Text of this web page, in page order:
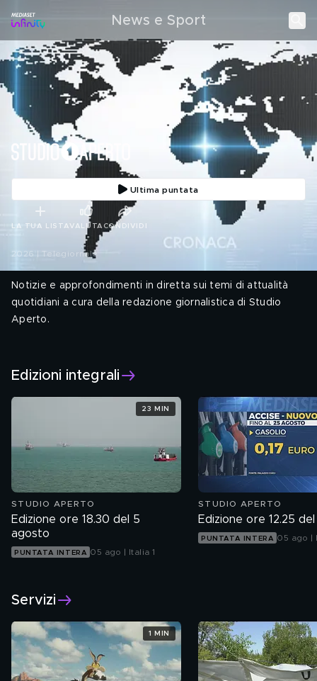
News e Sport
Ultima puntata
LA TUA LISTA VALUTA CONDIVIDI
2026 | Telegiornale
Notizie e approfondimenti in diretta sui temi di attualità
quotidiani a cura della redazione giornalistica di Studio
Aperto.
Edizioni integrali
STUDIO APERTO
Edizione ore 18.30 del 5
agosto
PUNTATA INTERA 05 ago | Italia 1
23 MIN
STUDIO APERTO
Edizione ore 12.25
PUNTATA INTERA 05 ago |
Servizi
1 MIN